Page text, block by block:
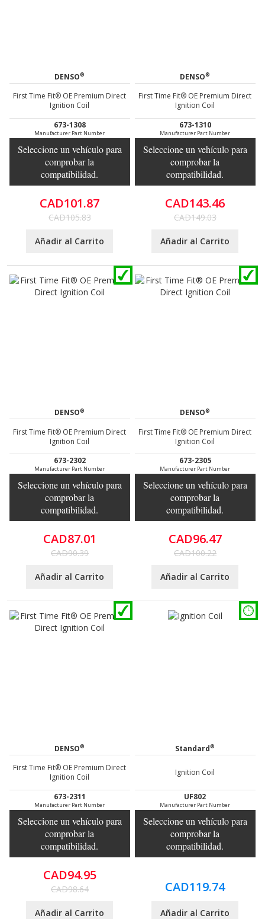
DENSO®
First Time Fit® OE Premium Direct
Ignition Coil
673-1308
Manufacturer Part Number
Seleccione un vehículo para
comprobar la
compatibilidad.
CAD101.87
CAD105.83
Añadir al Carrito
DENSO®
First Time Fit® OE Premium Direct
Ignition Coil
673-1310
Manufacturer Part Number
Seleccione un vehículo para
comprobar la
compatibilidad.
CAD143.46
CAD149.03
Añadir al Carrito
DENSO®
First Time Fit® OE Premium Direct
Ignition Coil
673-2302
Manufacturer Part Number
Seleccione un vehículo para
comprobar la
compatibilidad.
CAD87.01
CAD90.39
Añadir al Carrito
DENSO®
First Time Fit® OE Premium Direct
Ignition Coil
673-2305
Manufacturer Part Number
Seleccione un vehículo para
comprobar la
compatibilidad.
CAD96.47
CAD100.22
Añadir al Carrito
DENSO®
First Time Fit® OE Premium Direct
Ignition Coil
673-2311
Manufacturer Part Number
Seleccione un vehículo para
comprobar la
compatibilidad.
CAD94.95
CAD98.64
Añadir al Carrito
Standard®
Ignition Coil
UF802
Manufacturer Part Number
Seleccione un vehículo para
comprobar la
compatibilidad.
CAD119.74
Añadir al Carrito